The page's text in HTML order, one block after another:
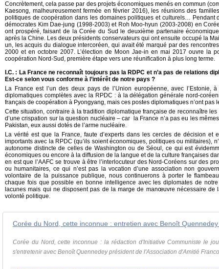
Concrètement, cela passe par des projets économiques menés en commun
Kaesong, malheureusement fermée en février 2016), les réunions des
politiques de coopération dans les domaines politiques et culturels… Pendant
démocrates Kim Dae-jung (1998-2003) et Roh Moo-hyun (2003-2008) en
ont prospéré, faisant de la Corée du Sud le deuxième partenaire
après la Chine. Les deux présidents conservateurs qui ont ensuite occupé la
un, les acquis du dialogue intercoréen, qui avait été marqué par des
2000 et en octobre 2007. L’élection de Moon Jae-in en mai 2017 ouvre la
coopération Nord-Sud, première étape vers une réunification à plus long terme.
I.C. : La France ne reconnaît toujours pas la RDPC et n’a pas de relations
Est-ce selon vous conforme à l’intérêt de notre pays ?
La France est l’un des deux pays de l’Union européenne, avec l’Estonie,
diplomatiques complètes avec la RPDC : à la délégation générale nord-
français de coopération à Pyongyang, mais ces postes diplomatiques n’ont pas
Cette situation, contraire à la tradition diplomatique française de reconnaître
d’une crispation sur la question nucléaire – car la France n’a pas eu les
Pakistan, eux aussi dotés de l’arme nucléaire.
La vérité est que la France, faute d’experts dans les cercles de décision et
importants avec la RPDC (qu’ils soient économiques, politiques ou militaires),
autonome distincte de celles de Washington ou de Séoul, ce qui est
économiques ou encore à la diffusion de la langue et de la culture françaises
en est que l’AAFC se trouve à être l’interlocuteur des Nord-Coréens sur des
ou humanitaires, ce qui n’est pas la vocation d’une association non
volontaire de la puissance publique, nous continuerons à porter le
chaque fois que possible en bonne intelligence avec les diplomates de
lacunes mais qui ne disposent pas de la marge de manœuvre nécessaire de
volonté politique.
Corée du Nord, cette inconnue : la rédaction d'Initiative Communiste le
s'entretenir avec Benoît Quennedey président de l'Association d'Amitié